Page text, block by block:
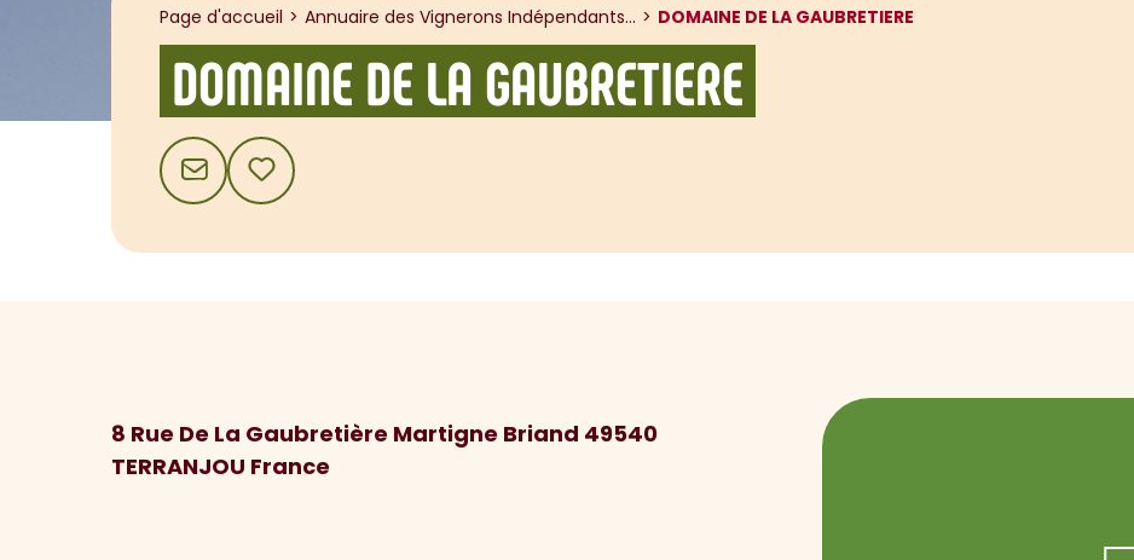
Page d'accueil Annuaire des Vignerons Indépendants... DOMAINE DE LA GAUBRETIERE
DOMAINE DE LA GAUBRETIERE
CONTACTAJOUTER AUX FAVORIS
8 Rue De La Gaubretière Martigne Briand 49540
TERRANJOU France